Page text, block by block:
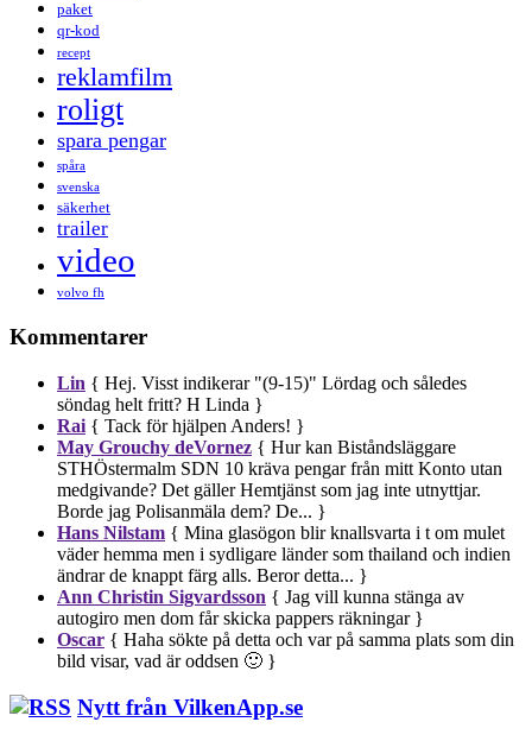
paket
qr-kod
recept
reklamfilm
roligt
spara pengar
spåra
svenska
säkerhet
trailer
video
volvo fh
Kommentarer
Lin { Hej. Visst indikerar "(9-15)" Lördag och således
söndag helt fritt? H Linda }
Rai { Tack för hjälpen Anders! }
May Grouchy deVornez { Hur kan Biståndsläggare
STHÖstermalm SDN 10 kräva pengar från mitt Konto utan
medgivande? Det gäller Hemtjänst som jag inte utnyttjar.
Borde jag Polisanmäla dem? De... }
Hans Nilstam { Mina glasögon blir knallsvarta i t om mulet
väder hemma men i sydligare länder som thailand och indien
ändrar de knappt färg alls. Beror detta... }
Ann Christin Sigvardsson { Jag vill kunna stänga av
autogiro men dom får skicka pappers räkningar }
Oscar { Haha sökte på detta och var på samma plats som din
bild visar, vad är oddsen 🙂 }
Nytt från VilkenApp.se